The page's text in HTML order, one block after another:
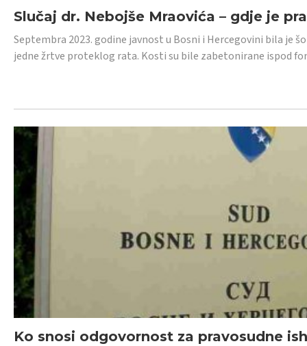
Slučaj dr. Nebojše Mraovića – gdje je
Septembra 2023. godine javnost u Bosni i Hercegovini bila je
jedne žrtve proteklog rata. Kosti su bile zabetonirane ispod
Ko snosi odgovornost za pravosudne